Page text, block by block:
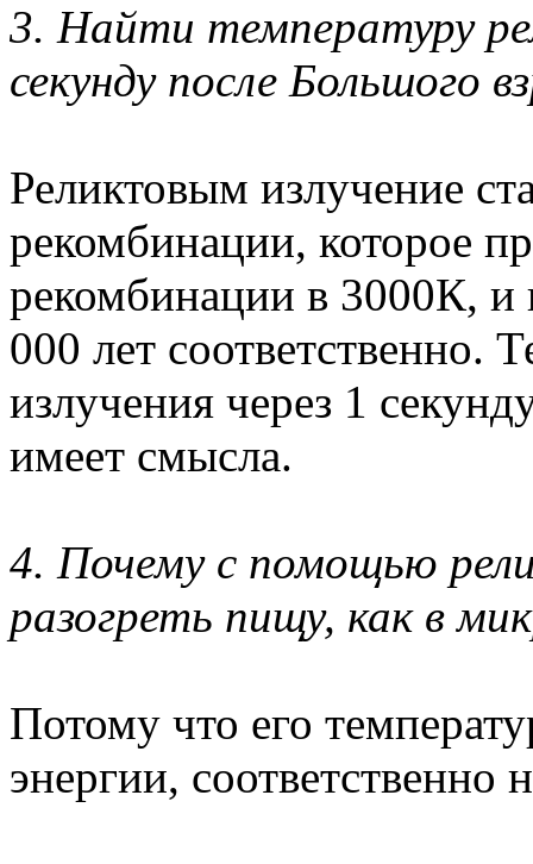
3. Найти температуру
секунду после Большого
Реликтовым излучение
рекомбинации, которое
рекомбинации в 3000К, и
000 лет соответственно.
излучения через 1
имеет смысла.
4. Почему с помощью
разогреть пищу, как в
Потому что его
энергии, соответственно